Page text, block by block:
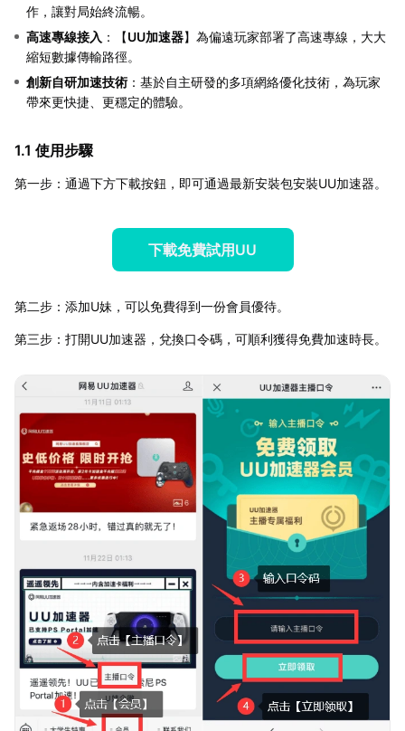
作，讓對局始終流暢。
高速專線接入 ：【UU加速器】為偏遠玩家部署了高速專線，大大
縮短數據傳輸路徑。
創新自研加速技術 ：基於自主研發的多項網絡優化技術，為玩家
帶來更快捷、更穩定的體驗。
1.1 使用步驟
第一步：通過下方下載按鈕，即可通過最新安裝包安裝UU加速器。
下載免費試用UU
第二步：添加U妹，可以免費得到一份會員優待。
第三步：打開UU加速器，兌換口令碼，可順利獲得免費加速時長。